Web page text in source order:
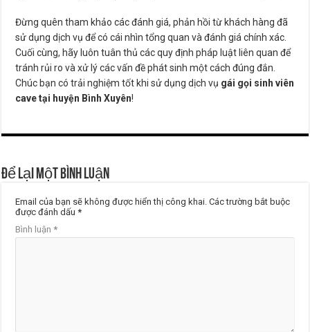
Đừng quên tham khảo các đánh giá, phản hồi từ khách hàng đã
sử dụng dịch vụ để có cái nhìn tổng quan và đánh giá chính xác.
Cuối cùng, hãy luôn tuân thủ các quy định pháp luật liên quan để
tránh rủi ro và xử lý các vấn đề phát sinh một cách đúng đắn.
Chúc bạn có trải nghiệm tốt khi sử dụng dịch vụ gái gọi sinh viên
cave tại huyện Bình Xuyên!
Để lại một bình luận
Email của bạn sẽ không được hiển thị công khai. Các trường bắt buộc
được đánh dấu*
Bình luận*